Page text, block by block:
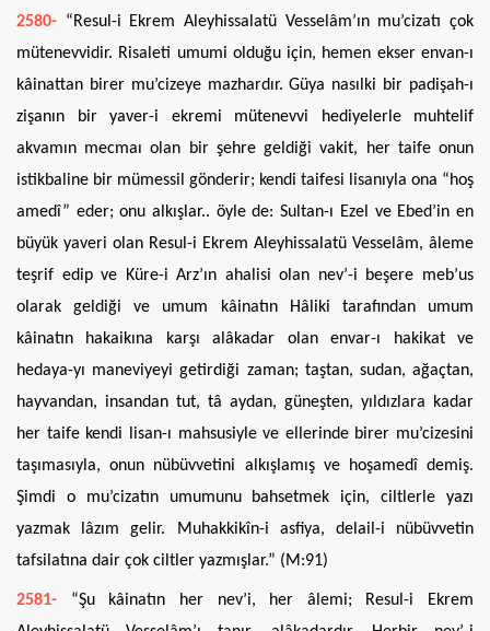
2580- “Resul-i Ekrem Aleyhissalatü Vesselâm’ın mu’cizatı çok
mütenevvidir. Risaleti umumi olduğu için, hemen ekser envan-ı
kâinattan birer mu’cizeye mazhardır. Güya nasılki bir padişah-ı
zişanın bir yaver-i ekremi mütenevvi hediyelerle muhtelif
akvamın mecmaı olan bir şehre geldiği vakit, her taife onun
istikbaline bir mümessil gönderir; kendi taifesi lisanıyla ona “hoş
amedî” eder; onu alkışlar.. öyle de: Sultan-ı Ezel ve Ebed’in en
büyük yaveri olan Resul-i Ekrem Aleyhissalatü Vesselâm, âleme
teşrif edip ve Küre-i Arz’ın ahalisi olan nev’-i beşere meb’us
olarak geldiği ve umum kâinatın Hâliki tarafından umum
kâinatın hakaikına karşı alâkadar olan envar-ı hakikat ve
hedaya-yı maneviyeyi getirdiği zaman; taştan, sudan, ağaçtan,
hayvandan, insandan tut, tâ aydan, güneşten, yıldızlara kadar
her taife kendi lisan-ı mahsusiyle ve ellerinde birer mu’cizesini
taşımasıyla, onun nübüvvetini alkışlamış ve hoşamedî demiş.
Şimdi o mu’cizatın umumunu bahsetmek için, ciltlerle yazı
yazmak lâzım gelir. Muhakkikîn-i asfiya, delail-i nübüvvetin
tafsilatına dair çok ciltler yazmışlar.” (M:91)
2581- “Şu kâinatın her nev’i, her âlemi; Resul-i Ekrem